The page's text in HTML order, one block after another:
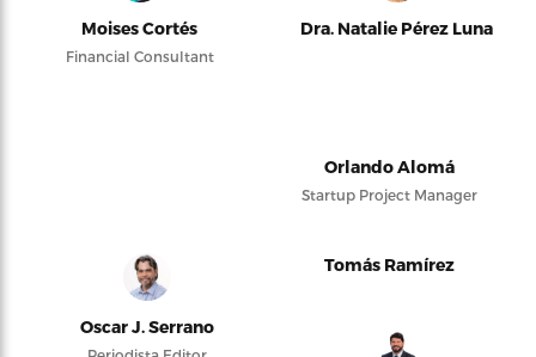
Moises Cortés
Financial Consultant
Dra. Natalie Pérez Luna
Orlando Alomá
Startup Project Manager
Oscar J. Serrano
Tomás Ramírez